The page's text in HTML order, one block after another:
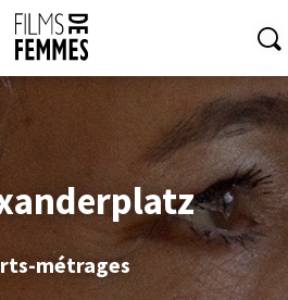
métrages